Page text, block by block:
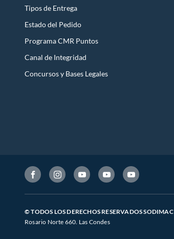
Tipos de Entrega
Estado del Pedido
Programa CMR Puntos
Canal de Integridad
Concursos y Bases Legales
© TODOS LOS DERECHOS RESERVADOS SODIMAC
Rosario Norte 660. Las Condes